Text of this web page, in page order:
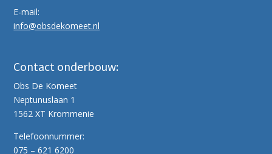
E-mail:
info@obsdekomeet.nl
Contact onderbouw:
Obs De Komeet
Neptunuslaan 1
1562 XT Krommenie
Telefoonnummer:
075 – 621 6200